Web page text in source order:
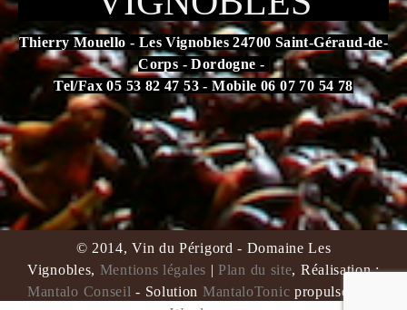
Thierry Mouello - Les Vignobles 24700 Saint-Géraud-de-
Corps - Dordogne -
Tel/Fax 05 53 82 47 53 - Mobile 06 07 70 54 78
L'abus d'alcool est dangereux pour la santé. À consommer
avec modération.
© 2014, Vin du Périgord - Domaine Les
Vignobles, Mentions légales | Plan du site, Réalisation :
Mantalo Conseil - Solution MantaloTonic propulsée par